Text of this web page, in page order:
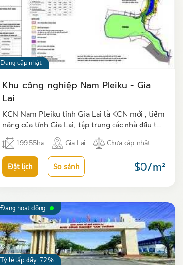
Đang cập nhật
Khu công nghiệp Nam Pleiku - Gia
Lai
KCN Nam Pleiku tỉnh Gia Lai là KCN mới , tiềm
năng của tỉnh Gia Lai, tập trung các nhà đầu tư
lớn trong lĩnh vực sản xuất chế biến lâm sản,
thực phẩm, hàng tiêu…
199.55ha Gia Lai Chưa cập nhật
Đặt lịch So sánh $0/m²
Đang hoạt động
Tỷ lệ lấp đầy: 72%